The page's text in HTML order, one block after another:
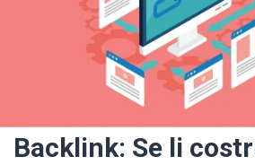
Backlink: Se li